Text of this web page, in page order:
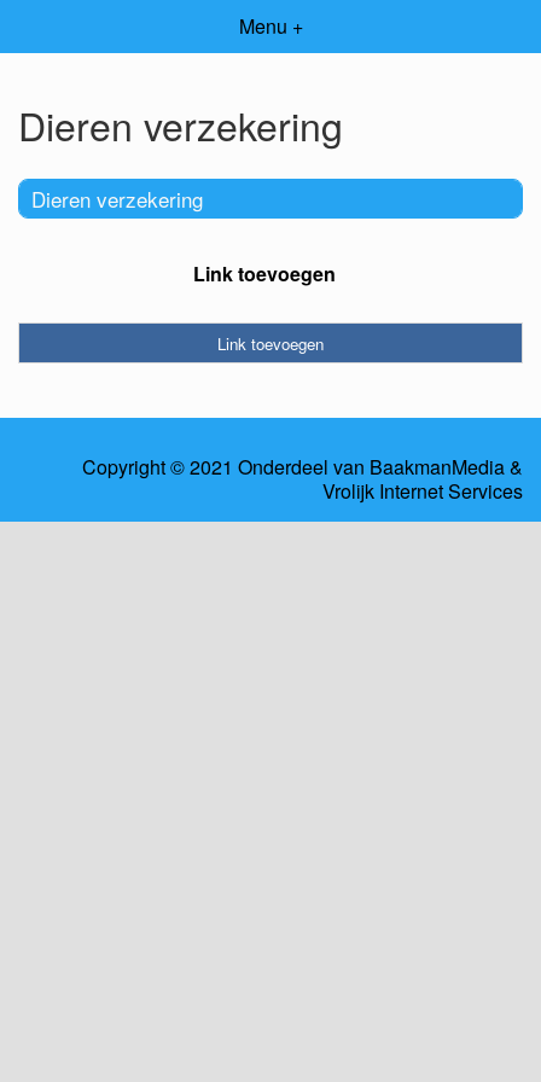
Menu +
Dieren verzekering
Dieren verzekering
Link toevoegen
Link toevoegen
Copyright © 2021 Onderdeel van BaakmanMedia&
Vrolijk Internet Services